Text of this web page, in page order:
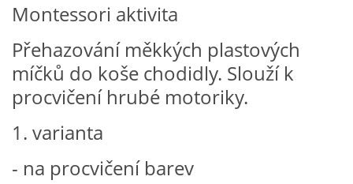
VÝTVARNÉ POMŮCKY
VÝTVARNÉ AKTIVITY - JARO
VÝTVARNÉ AKTIVITY - LÉTO
VÝTVARNÉ AKTIVITY - PODZIM
Montessori aktivita
Přehazování měkkých plastových
míčků do koše chodidly. Slouží k
procvičení hrubé motoriky.
1. varianta
- na procvičení barev